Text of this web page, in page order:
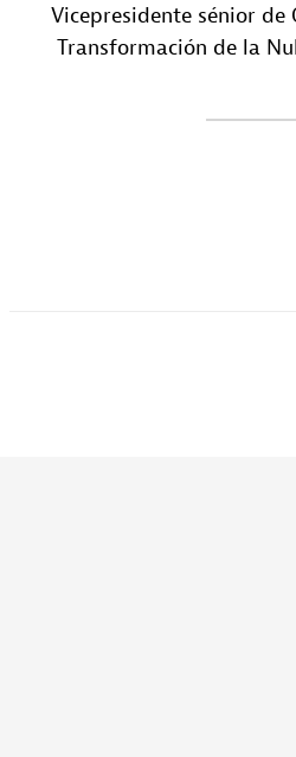
Vicepresidente sénior de
Transformación de la